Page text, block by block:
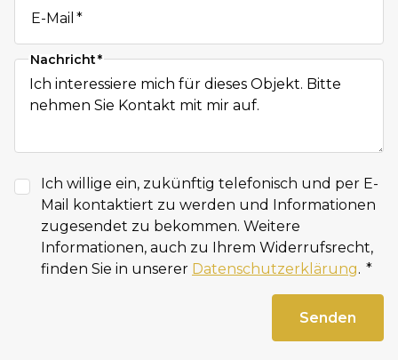
E-Mail
Nachricht
Ich willige ein, zukünftig telefonisch und per E-
Mail kontaktiert zu werden und Informationen
zugesendet zu bekommen. Weitere
Informationen, auch zu Ihrem Widerrufsrecht,
finden Sie in unserer Datenschutzerklärung.
Senden